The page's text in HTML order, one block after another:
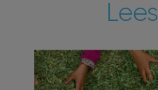
Lees